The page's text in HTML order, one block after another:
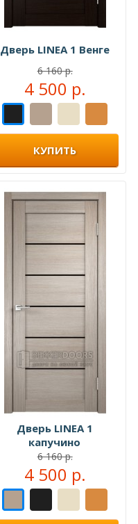
Дверь LINEA 1 Венге
6 160 р.
4 500 р.
КУПИТЬ
Дверь LINEA 1
капучино
6 160 р.
4 500 р.